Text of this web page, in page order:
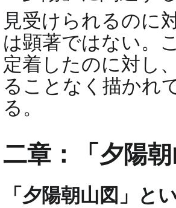
見受けられるのに
は顕著ではない。
定着したのに対し
ることなく描かれ
る。
二章：「夕陽
「夕陽朝山図」と